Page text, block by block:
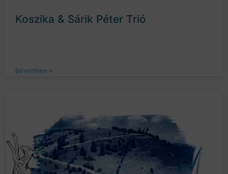
Koszika & Sárik Péter Trió
Bővebben »